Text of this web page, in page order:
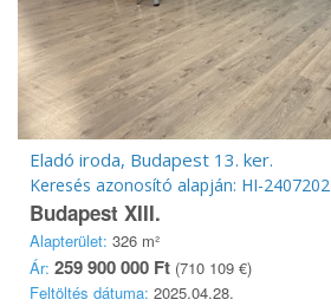
Eladó iroda, Budapest 13. ker.
Keresés azonosító alapján: HI-2407202
Budapest XIII.
Alapterület: 326 m²
Ár: 259 900 000 Ft (710 109 €)
Feltöltés dátuma: 2025.04.28.